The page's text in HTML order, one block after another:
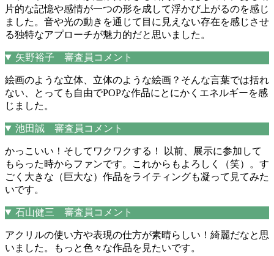
片的な記憶や感情が一つの形を成して浮かび上がるのを感じ
ました。音や光の動きを通じて目に見えない存在を感じさせ
る独特なアプローチが魅力的だと思いました。
矢野裕子 審査員コメント
絵画のような立体、立体のような絵画？そんな言葉では括れ
ない、とっても自由でPOPな作品にとにかくエネルギーを感
じました。
池田誠 審査員コメント
かっこいい！そしてワクワクする！ 以前、展示に参加して
もらった時からファンです。これからもよろしく（笑）。す
ごく大きな（巨大な）作品をライティングも凝って見てみた
いです。
石山健三 審査員コメント
アクリルの使い方や表現の仕方が素晴らしい！綺麗だなと思
いました。もっと色々な作品を見たいです。